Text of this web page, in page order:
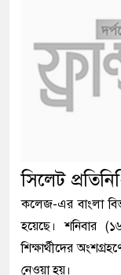
সিলেট
কলেজ-এর বাংলা
হয়েছে। শনিবার
শিক্ষার্থীদের
নেওয়া হয়।